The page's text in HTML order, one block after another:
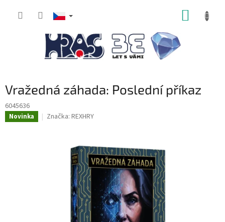
Vražedná záhada: Poslední příkaz
6045636
Novinka Značka: REXHRY